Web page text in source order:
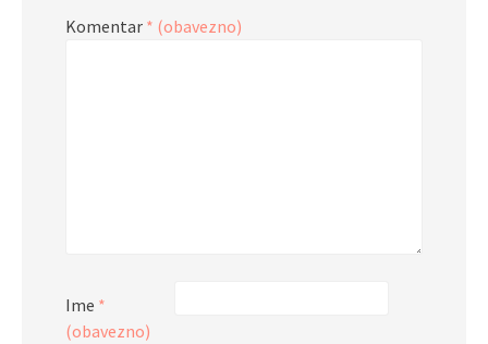
Komentar * (obavezno)
Ime *
(obavezno)